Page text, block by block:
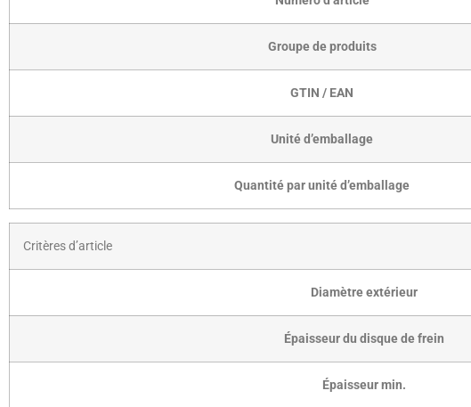
Groupe de produits
GTIN / EAN
Unité d’emballage
Quantité par unité d’emballage
Critères d’article
Diamètre extérieur
Épaisseur du disque de frein
Épaisseur min.